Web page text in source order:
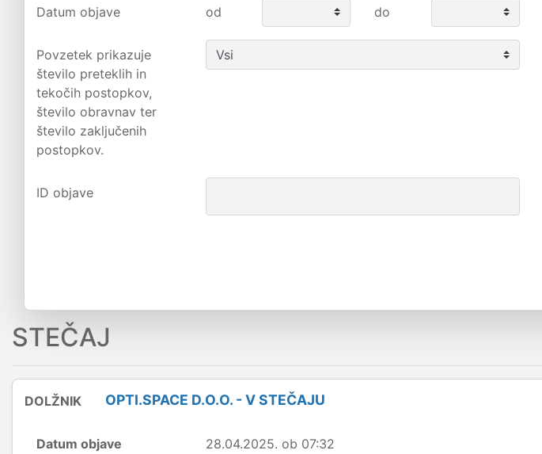
Datum objave od do
Povzetek prikazuje
število preteklih in
tekočih postopkov,
število obravnav ter
število zaključenih
postopkov.
ID objave
STEČAJ
DOLŽNIK OPTI.SPACE D.O.O. - V STEČAJU
Datum objave
28.04.2025. ob 07:32